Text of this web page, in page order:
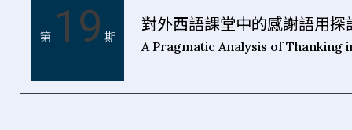
第 19 期
對外西語課堂中的感謝語用探
A Pragmatic Analysis of Thanking